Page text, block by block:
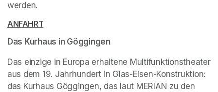
werden.
(opens in a new tab)
ANFAHRT
Das Kurhaus in Göggingen
Das einzige in Europa erhaltene Multifunktionstheater
aus dem 19. Jahrhundert in Glas-Eisen-Konstruktion:
das Kurhaus Göggingen, das laut MERIAN zu den